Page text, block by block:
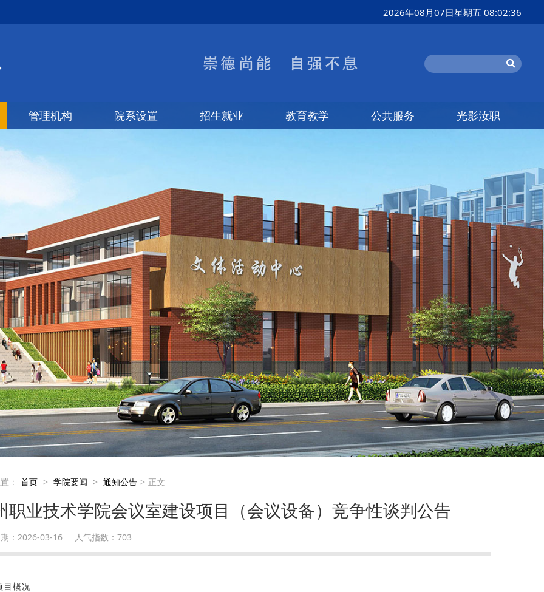
2026年08月07日星期五 08:02:37
管理机构 院系设置 招生就业 教育教学 公共服务 光影汝职
： 首页 > 学院要闻 > 通知公告 > 正文
职业技术学院会议室建设项目（会议设备）竞争性谈判公告
：2026-03-16 人气指数： 703
目概况